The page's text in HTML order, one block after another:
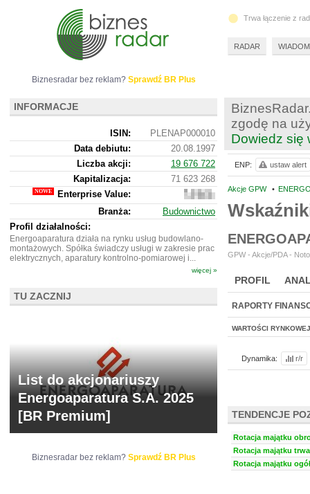
zgodę na
Dowiedz się
Akcje GPW •
GPW - Akcje/PDA -
PROFIL
BR LAB
RAPORTY
WARTOŚCI RYNKOWEJ
Dynamika: r/r
TENDENCJE
Rotacja majątku
Rotacja majątku
Rotacja majątku
ENP: ustaw alert
Biznesradar bez reklam? Sprawdź BR Plus
INFORMACJE
ISIN:
PLENAP000010
Data debiutu:
20.08.1997
Liczba akcji:
19 676 722
Kapitalizacja:
71 623 268
Enterprise Value:
75
640
268
Branża:
Budownictwo
Profil działalności:
Energoaparatura działa na rynku usług budowlano-
montażowych. Spółka świadczy usługi w zakresie prac
elektrycznych, aparatury kontrolno-pomiarowej i...
więcej »
TU ZACZNIJ
List do akcjonariuszy
Energoaparatura S.A. 2025
[BR Premium]
Biznesradar bez reklam? Sprawdź BR Plus
Trwa łączenie z
RADAR